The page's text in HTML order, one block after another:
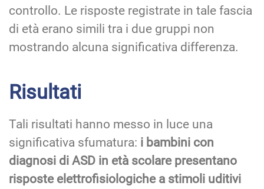
controllo. Le risposte registrate in tale fascia
di età erano simili tra i due gruppi non
mostrando alcuna significativa differenza.
Risultati
Tali risultati hanno messo in luce una
significativa sfumatura: i bambini con
diagnosi di ASD in età scolare presentano
risposte elettrofisiologiche a stimoli uditivi